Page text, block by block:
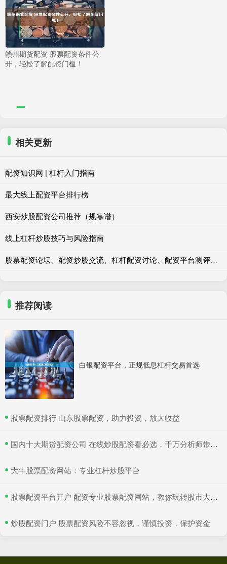
赣州期货配资 股票配资条件公
开，轻松了解配资门槛！
相关更新
配资知识网 | 杠杆入门指南
最大线上配资平台排行榜
西安炒股配资公司推荐（规靠谱）
线上杠杆炒股技巧与风险指南
股票配资论坛、配资炒股交流、杠杆配资讨论、配资平台测评、配资风险提示
推荐阅读
白银配资平台，正规低息杠杆交易首选
​股票配资排行 山东股票配资，助力投资，放大收益
​国内十大期货配资公司 在线炒股配资看必选，千万分析师带你赚翻天！
​大牛股票配资网站：专业杠杆炒股平台
​股票配资平台开户 配资专业股票配资网站，教你玩转股市大赚特赢！
​炒股配资门户 股票配资风险不容忽视，谨慎投资，保护资金